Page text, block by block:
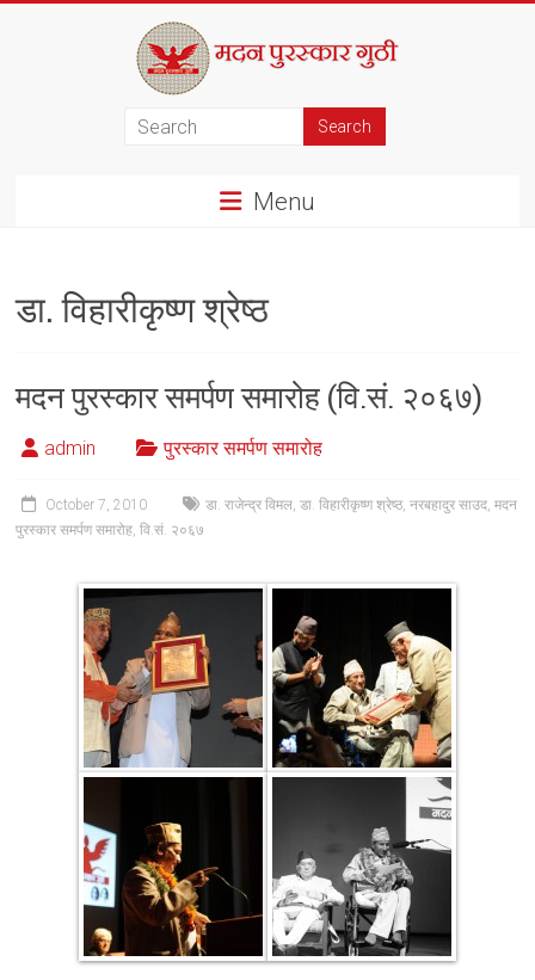
Menu
डा. विहारीकृष्ण श्रेष्ठ
मदन पुरस्कार समर्पण समारोह (वि.सं. २०६७)
admin पुरस्कार समर्पण समारोह
October 7, 2010 डा. राजेन्द्र विमल,डा. विहारीकृष्ण श्रेष्ठ,नरबहादुर साउद,मदन
पुरस्कार समर्पण समारोह,वि.सं. २०६७